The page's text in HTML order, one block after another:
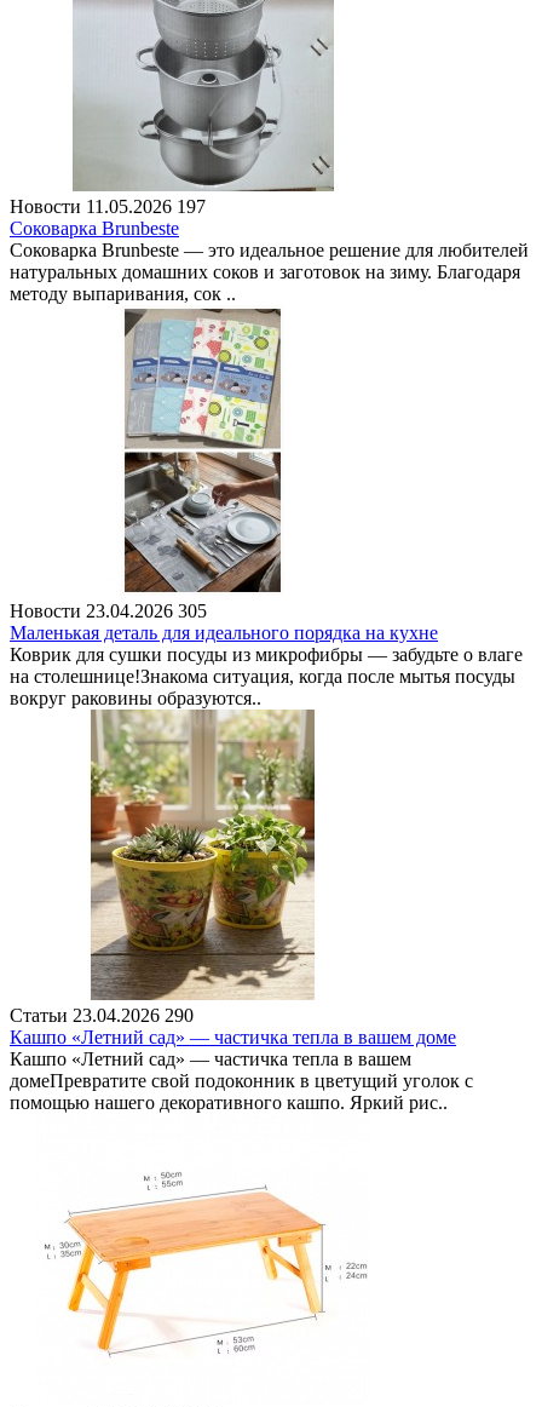
Новости 11.05.2026 197
Соковарка Brunbeste
Соковарка Brunbeste — это идеальное решение для любителей
натуральных домашних соков и заготовок на зиму. Благодаря
методу выпаривания, сок ..
Новости 23.04.2026 305
Маленькая деталь для идеального порядка на кухне
Коврик для сушки посуды из микрофибры — забудьте о влаге
на столешнице!Знакома ситуация, когда после мытья посуды
вокруг раковины образуются..
Статьи 23.04.2026 290
Кашпо «Летний сад» — частичка тепла в вашем доме
Кашпо «Летний сад» — частичка тепла в вашем
домеПревратите свой подоконник в цветущий уголок с
помощью нашего декоративного кашпо. Яркий рис..